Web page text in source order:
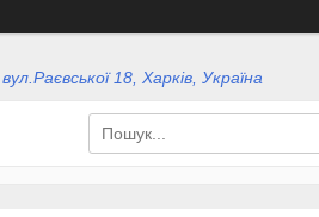
вул.Раєвської 18, Харків, Україна